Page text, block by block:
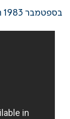
בספטמבר 1983 התפטר מראשות הממשלה.